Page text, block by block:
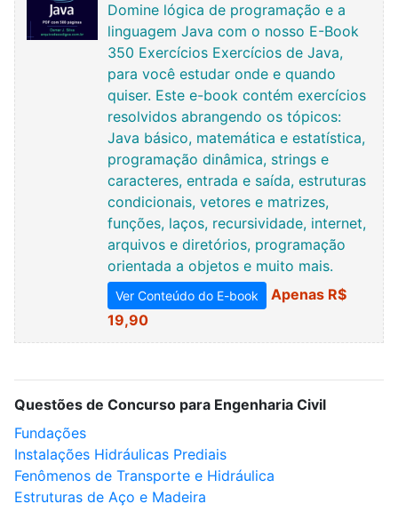
Domine lógica de programação e a
linguagem Java com o nosso E-Book
350 Exercícios Exercícios de Java,
para você estudar onde e quando
quiser. Este e-book contém exercícios
resolvidos abrangendo os tópicos:
Java básico, matemática e estatística,
programação dinâmica, strings e
caracteres, entrada e saída, estruturas
condicionais, vetores e matrizes,
funções, laços, recursividade, internet,
arquivos e diretórios, programação
orientada a objetos e muito mais.
Ver Conteúdo do E-book
Apenas R$
19,90
Questões de Concurso para Engenharia Civil
Fundações
Instalações Hidráulicas Prediais
Fenômenos de Transporte e Hidráulica
Estruturas de Aço e Madeira